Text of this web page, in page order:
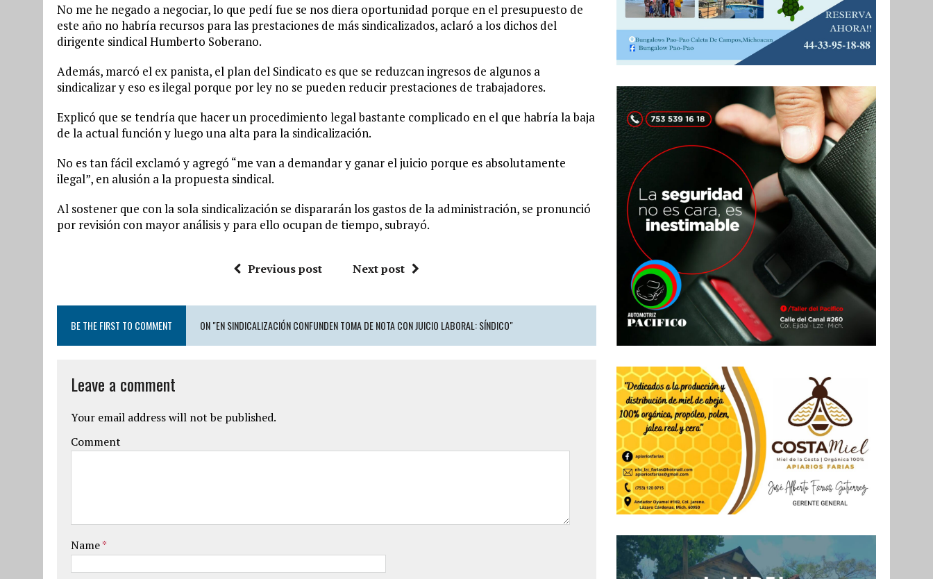
No me he negado a negociar, lo que pedí fue se nos diera oportunidad porque en el presupuesto de
este año no habría recursos para las prestaciones de más sindicalizados, aclaró a los dichos del
dirigente sindical Humberto Soberano.
Además, marcó el ex panista, el plan del Sindicato es que se reduzcan ingresos de algunos a
sindicalizar y eso es ilegal porque por ley no se pueden reducir prestaciones de trabajadores.
Explicó que se tendría que hacer un procedimiento legal bastante complicado en el que habría la baja
de la actual función y luego una alta para la sindicalización.
No es tan fácil exclamó y agregó “me van a demandar y ganar el juicio porque es absolutamente
ilegal”, en alusión a la propuesta sindical.
Al sostener que con la sola sindicalización se dispararán los gastos de la administración, se pronunció
por revisión con mayor análisis y para ello ocupan de tiempo, subrayó.
Previous post Next post
BE THE FIRST TO COMMENT ON "EN SINDICALIZACIÓN CONFUNDEN TOMA DE NOTA CON JUICIO LABORAL: SÍNDICO"
Leave a comment
Your email address will not be published.
Comment
Name*